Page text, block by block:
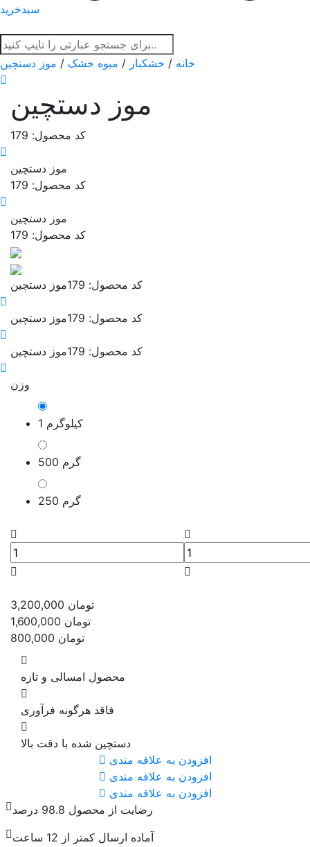
سبدخرید
خانه / خشکبار / میوه خشک / موز دستچین
موز دستچین
کد محصول: 179
موز دستچین
کد محصول: 179
موز دستچین
کد محصول: 179
موز دستچین کد محصول: 179
موز دستچین کد محصول: 179
موز دستچین کد محصول: 179
وزن
1 کیلوگرم
500 گرم
250 گرم
3,200,000 تومان
1,600,000 تومان
800,000 تومان
محصول امسالی و تازه
فاقد هرگونه فرآوری
دستچین شده با دقت بالا
افزودن به علاقه مندی
افزودن به علاقه مندی
افزودن به علاقه مندی
رضایت از محصول 98.8 درصد
آماده ارسال کمتر از 12 ساعت